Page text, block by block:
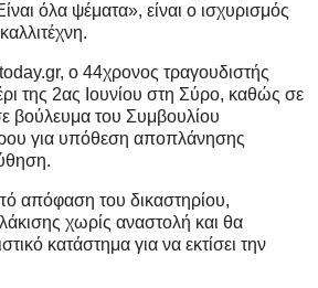
όλα ψέματα», είναι ο ισχυρισμός
ο 44χρονος τραγουδιστής
της 2ας Ιουνίου στη Σύρο, καθώς σε
βούλευμα του Συμβουλίου
για υπόθεση αποπλάνησης
απόφαση του δικαστηρίου,
χωρίς αναστολή και θα
κατάστημα για να εκτίσει την